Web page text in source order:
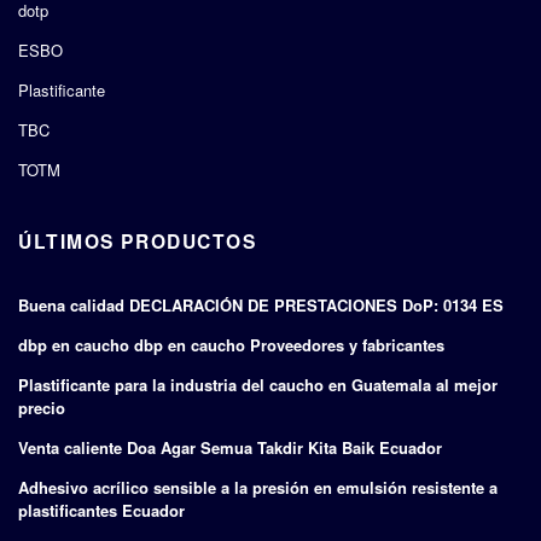
dotp
ESBO
Plastificante
TBC
TOTM
ÚLTIMOS PRODUCTOS
Buena calidad DECLARACIÓN DE PRESTACIONES DoP: 0134 ES
dbp en caucho dbp en caucho Proveedores y fabricantes
Plastificante para la industria del caucho en Guatemala al mejor
precio
Venta caliente Doa Agar Semua Takdir Kita Baik Ecuador
Adhesivo acrílico sensible a la presión en emulsión resistente a
plastificantes Ecuador